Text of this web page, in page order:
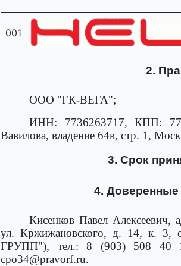
001
2.
ООО "ГК-ВЕГА";
ИНН: 7736263717, КПП:
Вавилова, владение 64в, стр. 1,
3. Срок
4. Доверенные
Кисенков Павел Алексеевич,
ул. Кржижановского, д. 14, к.
ГРУПП"), тел.: 8 (903) 508 40
cpo34@pravorf.ru.